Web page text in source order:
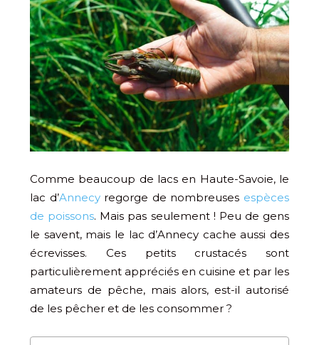
Comme beaucoup de lacs en Haute-Savoie, le
lac d’Annecyregorge de nombreuses espèces
de poissons. Mais pas seulement ! Peu de gens
le savent, mais le lac d’Annecy cache aussi des
écrevisses. Ces petits crustacés sont
particulièrement appréciés en cuisine et par les
amateurs de pêche, mais alors, est-il autorisé
de les pêcher et de les consommer ?